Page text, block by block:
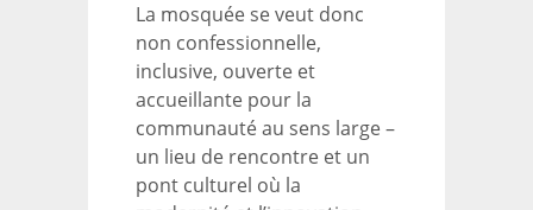
La mosquée se veut donc
non confessionnelle,
inclusive, ouverte et
accueillante pour la
communauté au sens large –
un lieu de rencontre et un
pont culturel où la